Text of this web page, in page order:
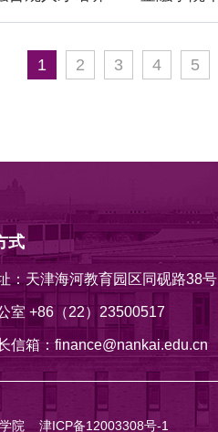
1 2 3 4 5
式
：天津海河教育园区同砚路38号
室 +86（22）23500517
信箱：finance@nankai.edu.cn
学院 津ICP备12003308号-1